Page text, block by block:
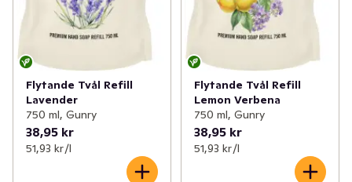
Flytande Tvål Refill
Lavender
750 ml, Gunry
38,95 kr
51,93 kr /l
Flytande Tvål Refill
Lemon Verbena
750 ml, Gunry
38,95 kr
51,93 kr /l